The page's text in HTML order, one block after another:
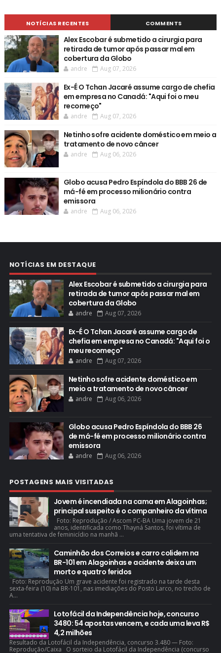
NOTÍCIAS RECENTES COMMENTS
Alex Escobar é submetido a cirurgia para
retirada de tumor após passar mal em
cobertura da Globo
andre Aug 07, 2026
Ex-É O Tchan Jacaré assume cargo de chefia
em empresa no Canadá: "Aqui foi o meu
recomeço"
andre Aug 07, 2026
Netinho sofre acidente doméstico em meio a
tratamento de novo câncer
andre Aug 06, 2026
Globo acusa Pedro Espíndola do BBB 26 de
má-fé em processo milionário contra
emissora
andre Aug 06, 2026
NOTÍCIAS EM DESTAQUE
Alex Escobar é submetido a cirurgia para
retirada de tumor após passar mal em
cobertura da Globo
andre Aug 07, 2026
Ex-É O Tchan Jacaré assume cargo de
chefia em empresa no Canadá: "Aqui foi o
meu recomeço"
andre Aug 07, 2026
Netinho sofre acidente doméstico em
meio a tratamento de novo câncer
andre Aug 06, 2026
Globo acusa Pedro Espíndola do BBB 26
de má-fé em processo milionário contra
emissora
andre Aug 06, 2026
POSTAGENS MAIS VISITADAS
Jovem é incendiada na cama em Alagoinhas;
principal suspeito é o companheiro da vítima
Foto: Reprodução / Ascom PC-BA Uma jovem de 21
anos, identificada como Thayná Santos, foi vítima de
uma tentativa de feminicídio na manhã ...
Caminhão dos Correios e carro colidem na
BR-101 em Alagoinhas e acidente deixa um
morto e quatro feridos
Foto: Reprodução Um grave acidente foi registrado na tarde desta
sexta-feira (10) na BR-101, nas imediações do Posto Larco, no trecho de
A...
Lotofácil da Independência hoje, concurso
3480: 54 apostas vencem, e cada uma leva R$
4,2 milhões
Resultado da Lotofácil da Independência, concurso 3.480 — Foto:
Reprodução/Caixa O sorteio da Lotofácil da Independência (concurso